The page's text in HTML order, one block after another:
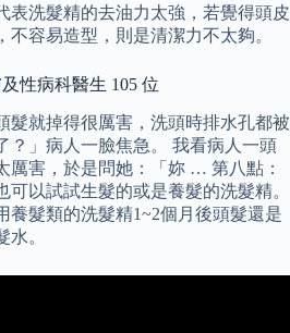
表洗髮精的去油力太強，若覺得頭皮
容易造型，則是清潔力不太夠。
性病科醫生 105 位
髮就掉得很厲害，洗頭時排水孔都被
？」病人一臉焦急。 我看病人一頭
厲害，於是問她：「妳 … 第八點：
以試試生髮的或是養髮的洗髮精。
養髮類的洗髮精1~2個月後頭髮還是
。